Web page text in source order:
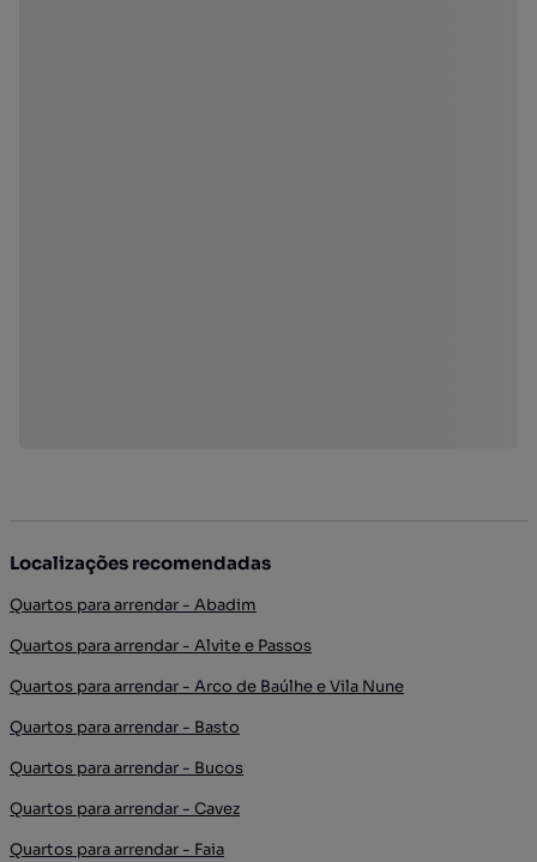
Localizações recomendadas
Quartos para arrendar - Abadim
Quartos para arrendar - Alvite e Passos
Quartos para arrendar - Arco de Baúlhe e Vila Nune
Quartos para arrendar - Basto
Quartos para arrendar - Bucos
Quartos para arrendar - Cavez
Quartos para arrendar - Faia